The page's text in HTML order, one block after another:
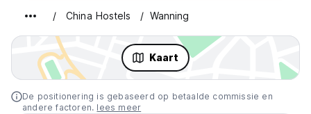
China Hostels Wanning
Kaart
De positionering is gebaseerd op betaalde commissie en
andere factoren. lees meer